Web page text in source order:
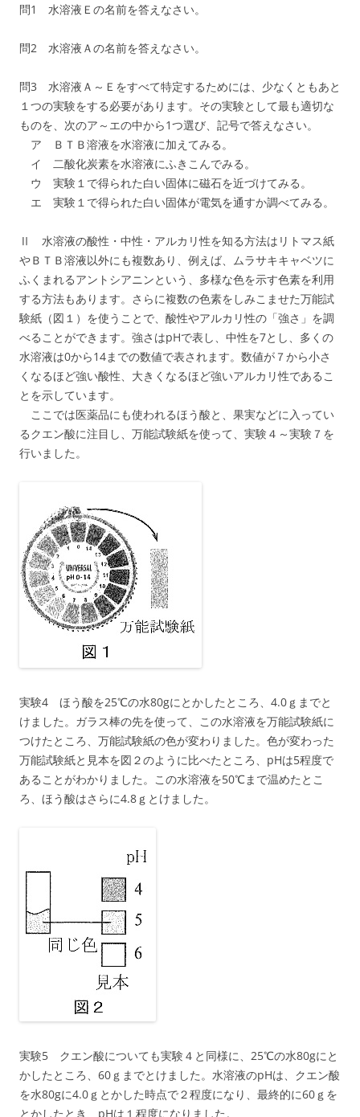
問1 水溶液Ｅの名前を答えなさい。
問2 水溶液Ａの名前を答えなさい。
問3 水溶液Ａ～Ｅをすべて特定するためには、少なくともあと
１つの実験をする必要があります。その実験として最も適切な
ものを、次のア～エの中から1つ選び、記号で答えなさい。
ア ＢＴＢ溶液を水溶液に加えてみる。
イ 二酸化炭素を水溶液にふきこんでみる。
ウ 実験１で得られた白い固体に磁石を近づけてみる。
エ 実験１で得られた白い固体が電気を通すか調べてみる。
Ⅱ 水溶液の酸性・中性・アルカリ性を知る方法はリトマス紙
やＢＴＢ溶液以外にも複数あり、例えば、ムラサキキャベツに
ふくまれるアントシアニンという、多様な色を示す色素を利用
する方法もあります。さらに複数の色素をしみこませた万能試
験紙（図１）を使うことで、酸性やアルカリ性の「強さ」を調
べることができます。強さはpHで表し、中性を7とし、多くの
水溶液は0から14までの数値で表されます。数値が７から小さ
くなるほど強い酸性、大きくなるほど強いアルカリ性であるこ
とを示しています。
ここでは医薬品にも使われるほう酸と、果実などに入ってい
るクエン酸に注目し、万能試験紙を使って、実験４～実験７を
行いました。
実験4 ほう酸を25℃の水80gにとかしたところ、4.0ｇまでと
けました。ガラス棒の先を使って、この水溶液を万能試験紙に
つけたところ、万能試験紙の色が変わりました。色が変わった
万能試験紙と見本を図２のように比べたところ、pHは5程度で
あることがわかりました。この水溶液を50℃まで温めたとこ
ろ、ほう酸はさらに4.8ｇとけました。
実験5 クエン酸についても実験４と同様に、25℃の水80gにと
かしたところ、60ｇまでとけました。水溶液のpHは、クエン酸
を水80gに4.0ｇとかした時点で２程度になり、最終的に60ｇを
とかしたとき、pHは１程度になりました。